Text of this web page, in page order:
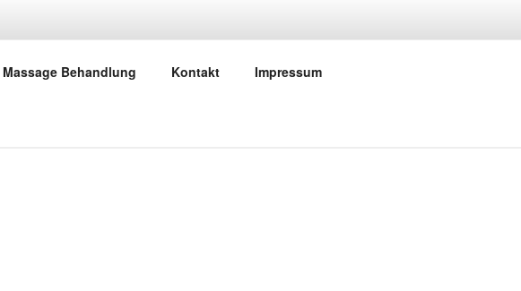
Behandlung Kontakt Impressum